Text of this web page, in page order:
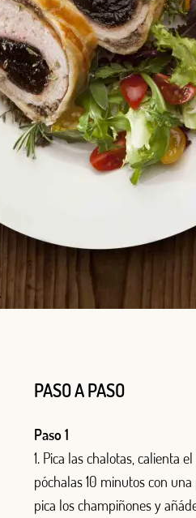
PASO A PASO
Paso 1
1. Pica las chalotas, calienta
póchalas 10 minutos con
pica los champiñones y
Iniciar sesión con
OR WITH YOUR EMAIL